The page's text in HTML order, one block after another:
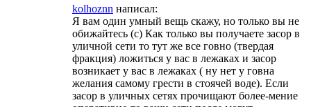
kolhoznn написал:
Я вам один умный вещь скажу, но только вы не
обижайтесь (с) Как только вы получаете засор в
уличной сети то тут же все говно (твердая
фракция) ложиться у вас в лежаках и засор
возникает у вас в лежаках ( ну нет у говна
желания самому грести в стоячей воде). Если
засор в уличных сетях прочищают более-мение